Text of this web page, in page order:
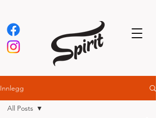
Innlegg
All Posts